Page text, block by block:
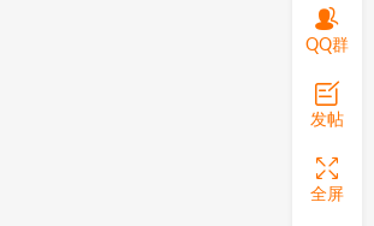
QQ群
发帖
全屏